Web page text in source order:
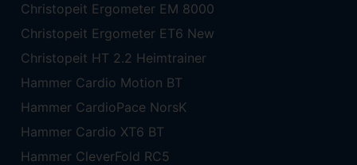
Christopeit Ergometer EM 8000
Christopeit Ergometer ET6 New
Christopeit HT 2.2 Heimtrainer
Hammer Cardio Motion BT
Hammer CardioPace NorsK
Hammer Cardio XT6 BT
Hammer CleverFold RC5